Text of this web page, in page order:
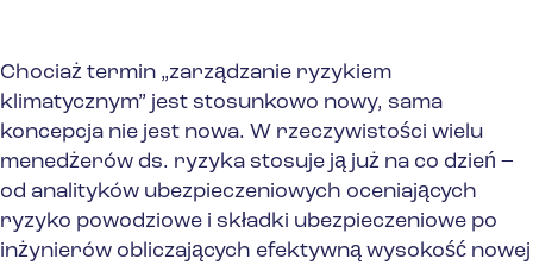
Chociaż termin „zarządzanie ryzykiem
klimatycznym” jest stosunkowo nowy, sama
koncepcja nie jest nowa. W rzeczywistości wielu
menedżerów ds. ryzyka stosuje ją już na co dzień –
od analityków ubezpieczeniowych oceniających
ryzyko powodziowe i składki ubezpieczeniowe po
inżynierów obliczających efektywną wysokość nowej